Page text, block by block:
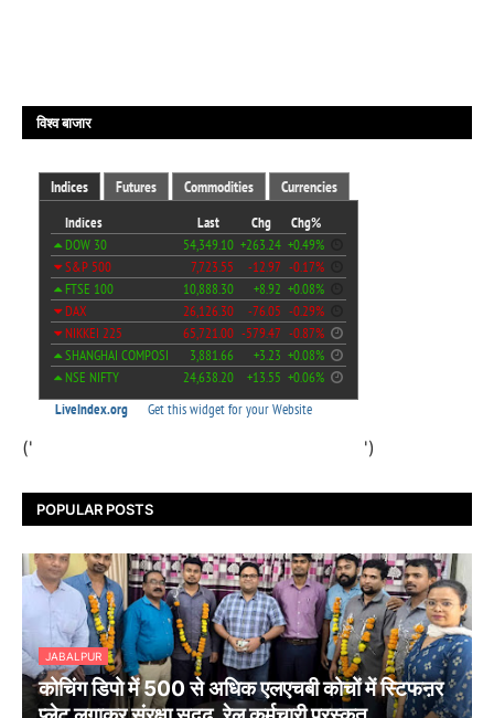
विश्व बाजार
(' ')
POPULAR POSTS
JABALPUR
कोचिंग डिपो में 500 से अधिक एलएचबी कोचों में स्टिफऩर